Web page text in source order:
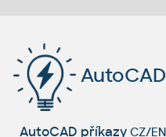
AutoCAD
AutoCAD příkazy CZ/